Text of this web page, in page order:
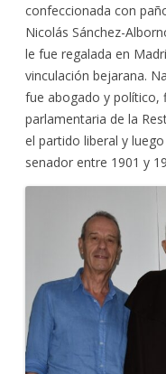
confeccionada con
Nicolás Sánchez-
le fue regalada en
vinculación bejarana.
fue abogado y político,
parlamentaria de la
el partido liberal y
senador entre 1901 y